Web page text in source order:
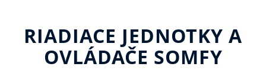
NOVINKY
RIADIACE JEDNOTKY A
OVLÁDAČE SOMFY